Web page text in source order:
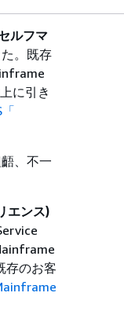
ルフマ
。既存
に引き
、不一
エンス)
存のお客